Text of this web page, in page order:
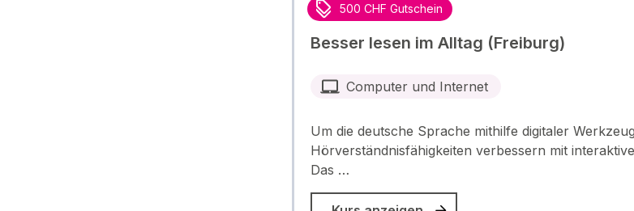
500 CHF Gutschein
Besser lesen im Alltag (Freiburg)
Computer und Internet
Um die deutsche Sprache mithilfe digitaler
Hörverständnisfähigkeiten verbessern mit
Das …